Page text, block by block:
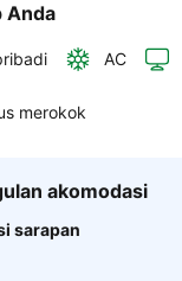
Anda
AC
merokok
akomodasi
sarapan